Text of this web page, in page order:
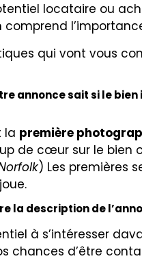
locataire ou
comprend
qui vont vous
annonce sait si le
la première
de cœur sur le bien
) Les premières
.
la description de
à s’intéresser
chances d’être